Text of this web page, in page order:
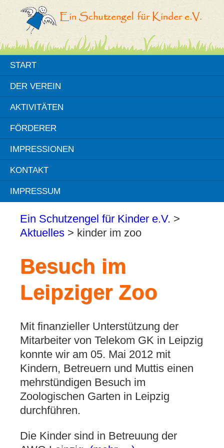
START
DER VEREIN
AKTIVITÄTEN
FÖRDERER
IMPRESSIONEN
KONTAKT
IMPRESSUM
Ein Schutzengel für Kinder e.V. >
Aktuelles > kinder im zoo
Besuch im
Leipziger Zoo
Mit finanzieller Unterstützung der
Mitarbeiter von Telekom GK in Leipzig
konnte wir am 05. Mai 2012 mit
Kindern, Betreuern und Muttis einen
mehrstündigen Besuch im
Zoologischen Garten in Leipzig
durchführen.
Die Kinder sind in Betreuung der